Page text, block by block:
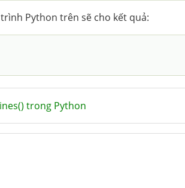
Python trên sẽ cho kết quả:
trong Python